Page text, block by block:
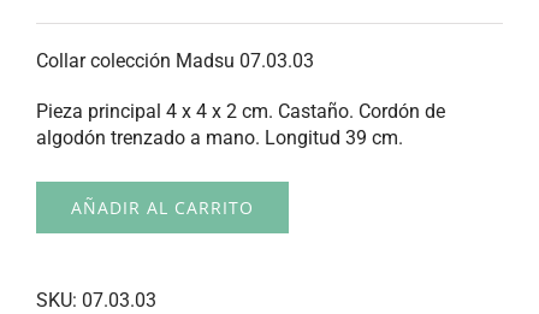
Collar colección Madsu 07.03.03
Pieza principal 4 x 4 x 2 cm. Castaño. Cordón de
algodón trenzado a mano. Longitud 39 cm.
AÑADIR AL CARRITO
SKU: 07.03.03